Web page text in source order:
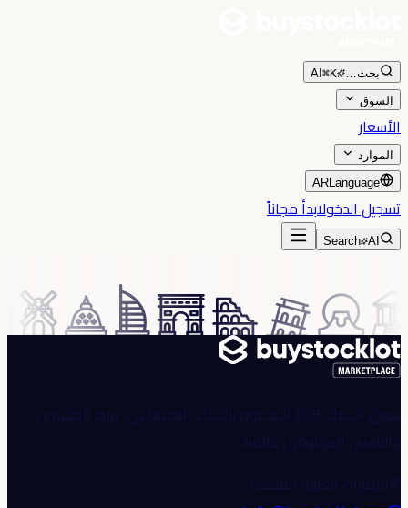
بحث…
AI ⌘K
السوق
الأسعار
الموارد
ARLanguage
تسجيل الدخولابدأ مجاناً
Search AI
سوق الجملة B2B المدعوم بالذكاء الاصطناعي، يربط المشترين
والبائعين الموثوقين عالمياً.
الإمارات العربية المتحدة